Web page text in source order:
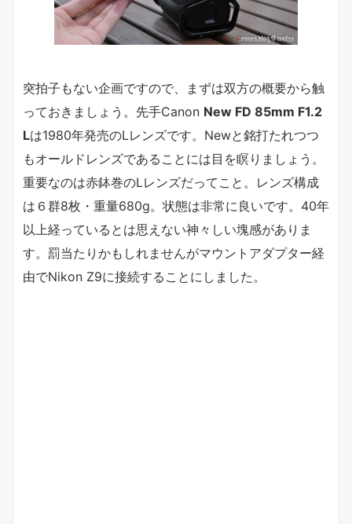
突拍子もない企画ですので、まずは双方の概要から触
っておきましょう。先手Canon New FD 85mm F1.2
Lは1980年発売のLレンズです。Newと銘打たれつつ
もオールドレンズであることには目を瞑りましょう。
重要なのは赤鉢巻のLレンズだってこと。レンズ構成
は６群8枚・重量680g。状態は非常に良いです。40年
以上経っているとは思えない神々しい塊感がありま
す。罰当たりかもしれませんがマウントアダプター経
由でNikon Z9に接続することにしました。